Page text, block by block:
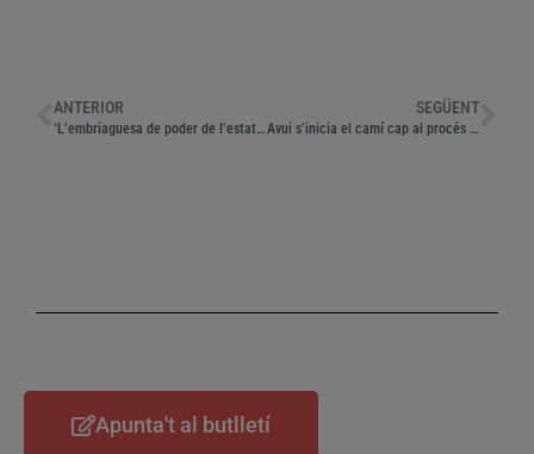
ANTERIOR
‘L’embriaguesa de poder de l’estat no li deixa veure el risc en què es troba’
SEGÜENT
Avui s’inicia el camí cap al procés judicial que ens jutjarà a totes
Apunta't al butlletí